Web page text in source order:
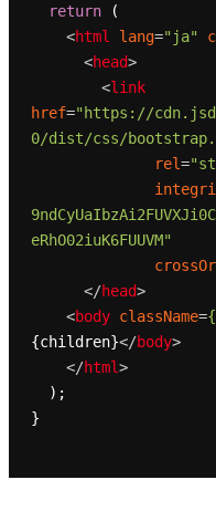
return (
<html lang="ja"
<head>
<link
href="https://
0/dist/css/
rel=
eRhO02iuK6FUUVM"
</head>
<body className={
{children}</body>
</html>
}